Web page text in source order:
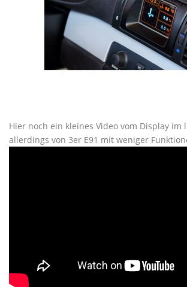
Hier noch ein kleines Video vom Display im
allerdings von 3er E91 mit weniger